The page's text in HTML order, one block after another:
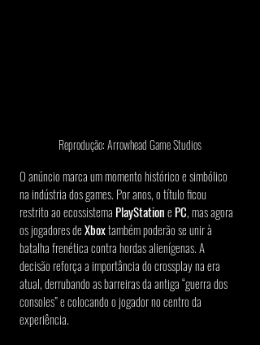
Reprodução: Arrowhead Game Studios
O anúncio marca um momento histórico e simbólico
na indústria dos games. Por anos, o título ficou
restrito ao ecossistema PlayStation e PC, mas agora
os jogadores de Xbox também poderão se unir à
batalha frenética contra hordas alienígenas. A
decisão reforça a importância do crossplay na era
atual, derrubando as barreiras da antiga “guerra dos
consoles” e colocando o jogador no centro da
experiência.